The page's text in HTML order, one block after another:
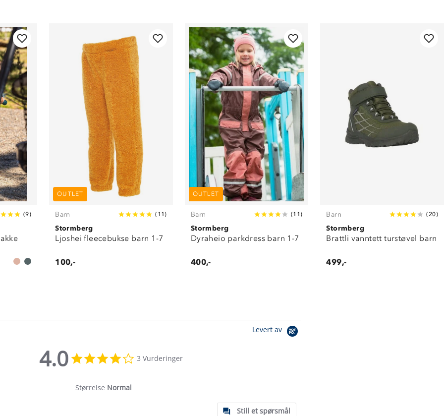
(9)
OUTLET
Barn ( 11 )
Stormberg
Ljoshei fleecebukse barn 1-7
100,-
OUTLET
Barn (11 )
Stormberg
Dyraheio parkdress barn 1-7
400,-
Barn ( 20)
Stormberg
Brattli vanntett turstøvel barn
499,-
Levert av
4.0
star
3 Vurderinger
Størrelse Normal
Still et spørsmål